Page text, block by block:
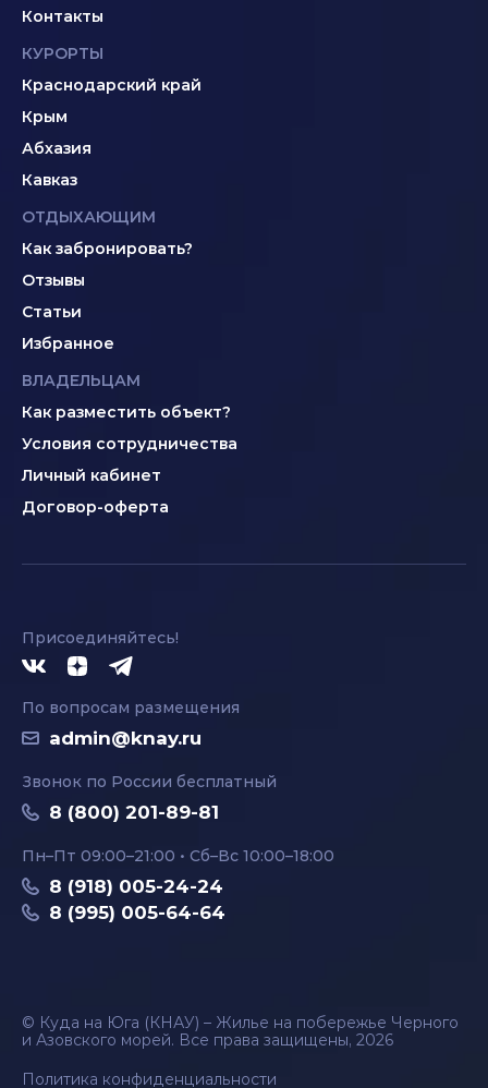
Контакты
КУРОРТЫ
Краснодарский край
Крым
Абхазия
Кавказ
ОТДЫХАЮЩИМ
Как забронировать?
Отзывы
Статьи
Избранное
ВЛАДЕЛЬЦАМ
Как разместить объект?
Условия сотрудничества
Личный кабинет
Договор-оферта
Присоединяйтесь!
По вопросам размещения
admin@knay.ru
Звонок по России бесплатный
8 (800) 201-89-81
Пн–Пт 09:00–21:00 • Сб–Вс 10:00–18:00
8 (918) 005-24-24
8 (995) 005-64-64
© Куда на Юга (КНАУ) – Жилье на побережье Черного
и Азовского морей. Все права защищены, 2026
Политика конфиденциальности